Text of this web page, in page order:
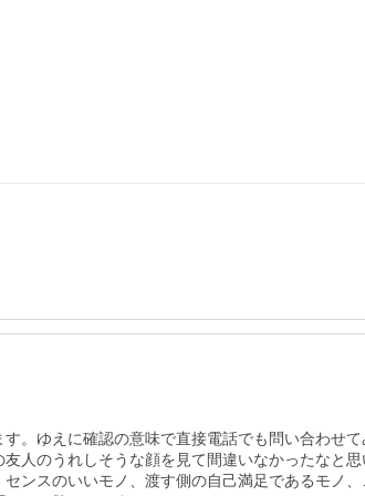
。ゆえに確認の意味で直接電話でも問い合わせ
人のうれしそうな顔を見て間違いなかったなと
ンスのいいモノ、渡す側の自己満足であるモノ